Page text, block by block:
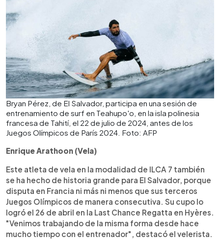
Bryan Pérez, de El Salvador, participa en una sesión de
entrenamiento de surf en Teahupo'o, en la isla polinesia
francesa de Tahití, el 22 de julio de 2024, antes de los
Juegos Olímpicos de París 2024. Foto: AFP
Enrique Arathoon (Vela)
Este atleta de vela en la modalidad de ILCA 7 también
se ha hecho de historia grande para El Salvador, porque
disputa en Francia ni más ni menos que sus terceros
Juegos Olímpicos de manera consecutiva. Su cupo lo
logró el 26 de abril en la Last Chance Regatta en Hyères.
"Venimos trabajando de la misma forma desde hace
mucho tiempo con el entrenador", destacó el velerista.